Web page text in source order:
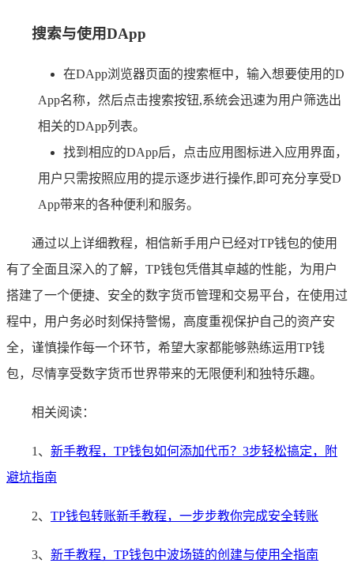
搜索与使用DApp
在DApp浏览器页面的搜索框中，输入想要使用的D
App名称，然后点击搜索按钮,系统会迅速为用户筛选出
相关的DApp列表。
找到相应的DApp后，点击应用图标进入应用界面，
用户只需按照应用的提示逐步进行操作,即可充分享受D
App带来的各种便利和服务。
通过以上详细教程，相信新手用户已经对TP钱包的使用
有了全面且深入的了解，TP钱包凭借其卓越的性能，为用户
搭建了一个便捷、安全的数字货币管理和交易平台，在使用过
程中，用户务必时刻保持警惕，高度重视保护自己的资产安
全，谨慎操作每一个环节，希望大家都能够熟练运用TP钱
包，尽情享受数字货币世界带来的无限便利和独特乐趣。
相关阅读：
1、 新手教程，TP钱包如何添加代币？3步轻松搞定，附
避坑指南
2、 TP钱包转账新手教程，一步步教你完成安全转账
3、 新手教程，TP钱包中波场链的创建与使用全指南